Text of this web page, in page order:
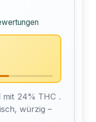
mit 24% THC .
würzig –